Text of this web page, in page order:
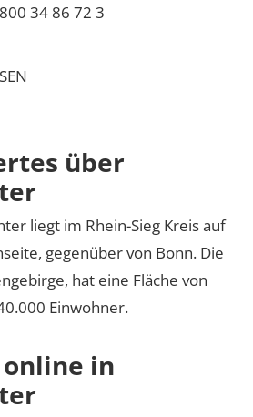
34 86 72 3
über
liegt im Rhein-Sieg Kreis auf
gegenüber von Bonn. Die
hat eine Fläche von
Einwohner.
online in